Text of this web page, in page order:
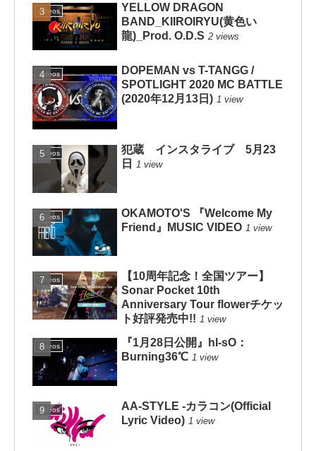
Videos
YELLOW DRAGON
BAND_KIIROIRYU(黄色い
龍)_Prod. O.D.S 2 views
Videos
DOPEMAN vs T-TANGG /
SPOTLIGHT 2020 MC BATTLE
(2020年12月13日) 1 view
Videos
犯蔵 インスタライブ 5月23
日 1 view
Videos
OKAMOTO'S 『Welcome My
Friend』MUSIC VIDEO 1 view
Videos
【10周年記念！全国ツアー】
Sonar Pocket 10th
Anniversary Tour flowerチケッ
ト好評発売中!! 1 view
Videos
『1月28日公開』hI-sO：
Burning36℃ 1 view
Videos
AA-STYLE -カラコン(Official
Lyric Video) 1 view